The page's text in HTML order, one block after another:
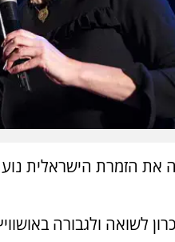
את הזמרת הישראלית
לשואה ולגבורה